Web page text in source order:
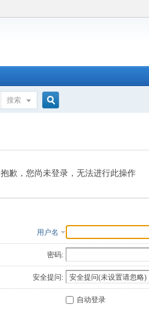
搜索
索
抱歉，您尚未登录，无法进行此操作
用户名
密码:
安全提问:
自动登录